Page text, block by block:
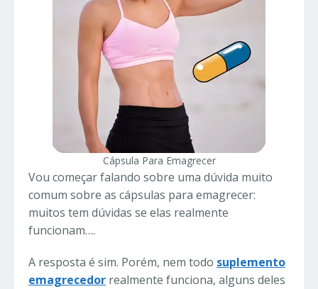
Cápsula Para Emagrecer
Vou começar falando sobre uma dúvida muito
comum sobre as cápsulas para emagrecer:
muitos tem dúvidas se elas realmente
funcionam….
A resposta é sim. Porém, nem todo suplemento
emagrecedor realmente funciona, alguns deles